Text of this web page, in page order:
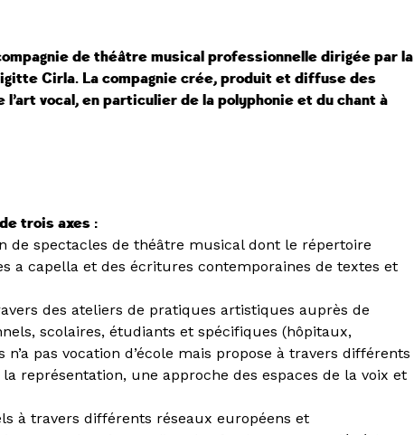
de théâtre musical professionnelle dirigée par la
Cirla. La compagnie crée, produit et diffuse des
vocal, en particulier de la polyphonie et du chant à
trois axes :
de spectacles de théâtre musical dont le répertoire
a capella et des écritures contemporaines de textes et
des ateliers de pratiques artistiques auprès de
scolaires, étudiants et spécifiques (hôpitaux,
pas vocation d’école mais propose à travers différents
représentation, une approche des espaces de la voix et
à travers différents réseaux européens et